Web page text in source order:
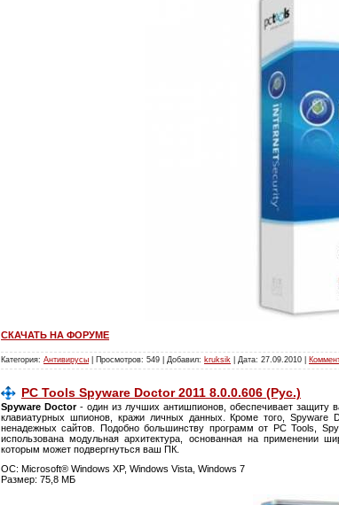
СКАЧАТЬ НА ФОРУМЕ
Категория: Антивирусы | Просмотров: 549 | Добавил: kruksik | Дата: 27.09.2010
PC Tools Spyware Doctor 2011 8.0.0.606 (Рус.)
Spyware Doctor- один из лучших антишпионов, обеспечивает защиту
клавиатурных шпионов, кражи личных данных. Кроме того, Spyware
ненадежных сайтов. Подобно большинству программ от PC Tools,
использована модульная архитектура, основанная на применении
которым может подвергнуться ваш ПК.
ОС: Microsoft® Windows XP, Windows Vista, Windows 7
Размер: 75,8 МБ